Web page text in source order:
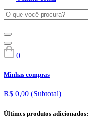
0
Minhas compras
R$ 0,00 (Subtotal)
Últimos produtos adicionados: